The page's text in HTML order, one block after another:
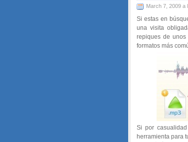
March 7, 2009 a
Si estas en
una visita
repiques de
formatos más
Si por
herramienta para